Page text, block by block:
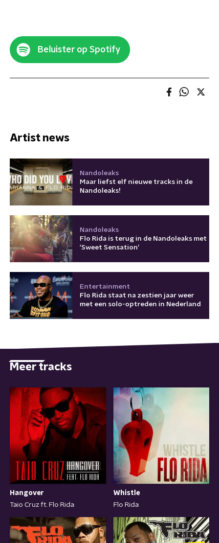
Beluister op Spotify
Artist news
Nandoleaks
Maar liefst elf nieuwe tracks in de
Nandoleaks!
Nandoleaks
Flo Rida is terug in de Nandoleaks met
'Sweet Sensation'
Entertainment
Flo Rida staat na zestien jaar weer
met een solo-optreden in Nederland
Meer tracks
Hangover
Taio Cruz ft. Flo Rida
Whistle
Flo Rida